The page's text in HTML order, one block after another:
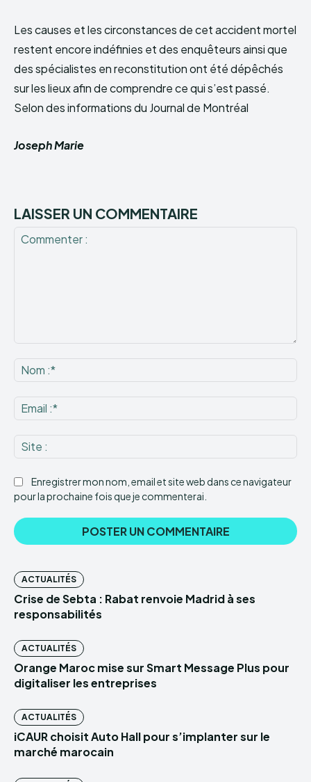
Les causes et les circonstances de cet accident mortel
restent encore indéfinies et des enquêteurs ainsi que
des spécialistes en reconstitution ont été dépêchés
sur les lieux afin de comprendre ce qui s’est passé.
Selon des informations du Journal de Montréal
Joseph Marie
LAISSER UN COMMENTAIRE
:*
:*
:
Enregistrer mon nom, email et site web dans ce navigateur
pour la prochaine fois que je commenterai.
ACTUALITÉS
Crise de Sebta : Rabat renvoie Madrid à ses
responsabilités
ACTUALITÉS
Orange Maroc mise sur Smart Message Plus pour
digitaliser les entreprises
ACTUALITÉS
iCAUR choisit Auto Hall pour s’implanter sur le
marché marocain